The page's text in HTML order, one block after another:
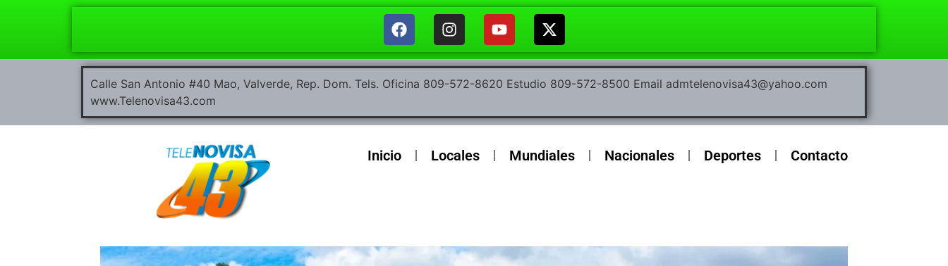
Calle San Antonio #40 Mao, Valverde, Rep. Dom. Tels. Oficina 809-572-8620 Estudio 809-572-8500 Email admtelenovisa43@yahoo.com
www.Telenovisa43.com
Inicio Locales Mundiales Nacionales Deportes Contacto